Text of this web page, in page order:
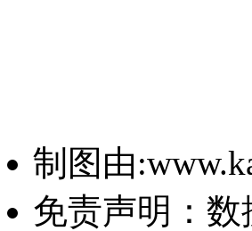
制图由
免责声明：